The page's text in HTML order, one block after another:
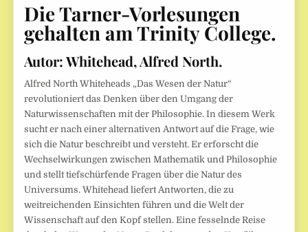
Die Tarner-Vorlesungen
gehalten am Trinity College.
Autor:Whitehead, Alfred North.
Alfred North Whiteheads „Das Wesen der Natur“
revolutioniert das Denken über den Umgang der
Naturwissenschaften mit der Philosophie. In diesem Werk
sucht er nach einer alternativen Antwort auf die Frage, wie
sich die Natur beschreibt und versteht. Er erforscht die
Wechselwirkungen zwischen Mathematik und Philosophie
und stellt tiefschürfende Fragen über die Natur des
Universums. Whitehead liefert Antworten, die zu
weitreichenden Einsichten führen und die Welt der
Wissenschaft auf den Kopf stellen. Eine fesselnde Reise